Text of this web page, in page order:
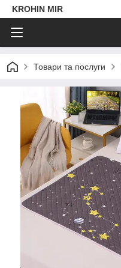
KROHIN MIR
Товари та послуги